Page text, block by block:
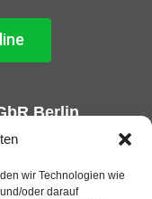
wir Technologien wie
oder darauf
Berlin
in Berlin